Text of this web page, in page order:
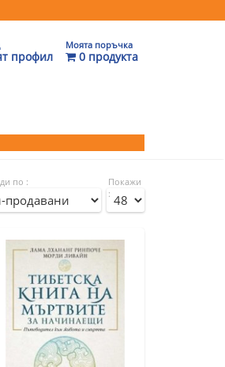
профил
Моята поръчка
0 продукта
по :
Покажи
: